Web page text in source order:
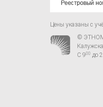
Цены указаны с
©
С 900 до